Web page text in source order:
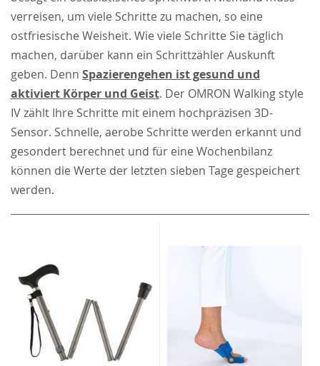
verreisen, um viele Schritte zu machen, so eine
ostfriesische Weisheit. Wie viele Schritte Sie täglich
machen, darüber kann ein Schrittzähler Auskunft
geben. Denn Spazierengehen ist gesund und
aktiviert Körper und Geist. Der OMRON Walking style
IV zählt Ihre Schritte mit einem hochpräzisen 3D-
Sensor. Schnelle, aerobe Schritte werden erkannt und
gesondert berechnet und für eine Wochenbilanz
können die Werte der letzten sieben Tage gespeichert
werden.